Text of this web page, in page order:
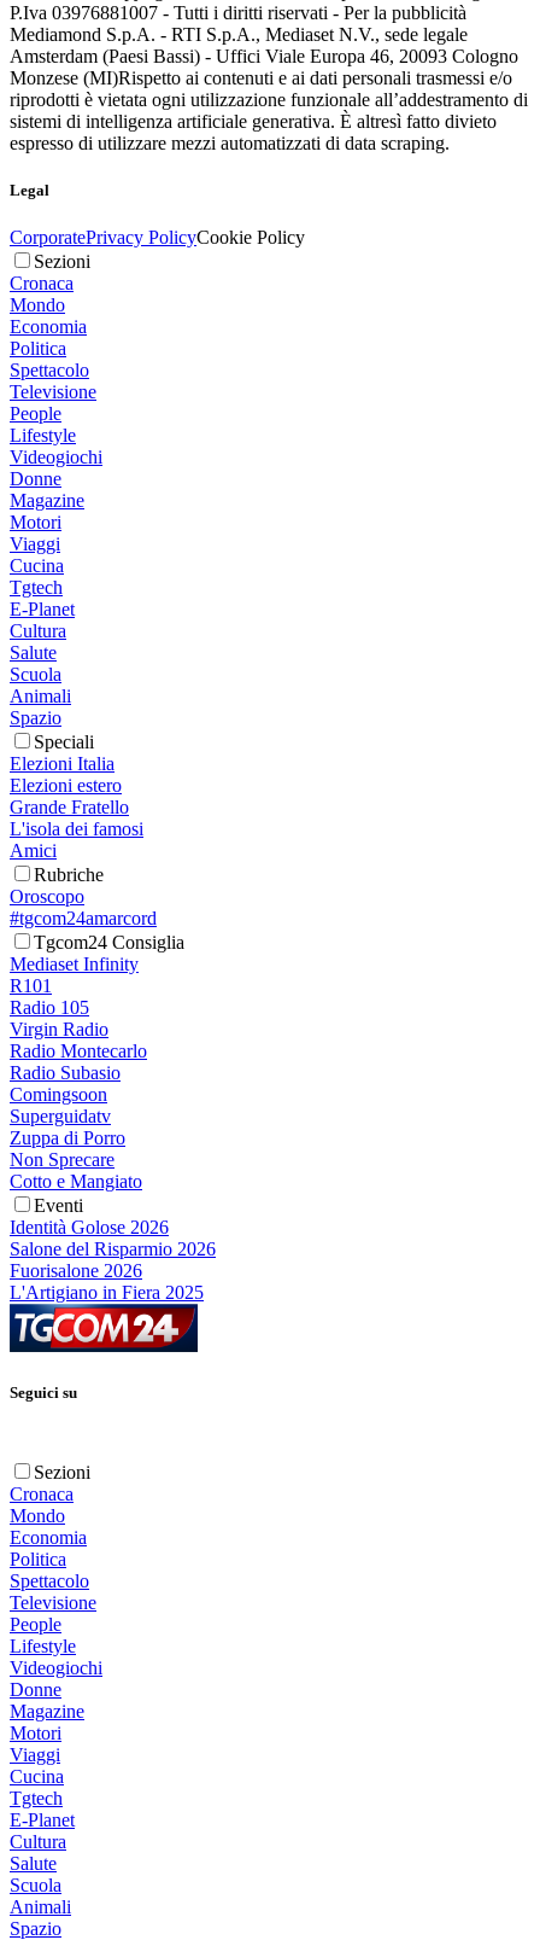
P.Iva 03976881007 - Tutti i diritti riservati - Per la pubblicità
Mediamond S.p.A. - RTI S.p.A., Mediaset N.V., sede legale
Amsterdam (Paesi Bassi) - Uffici Viale Europa 46, 20093 Cologno
Monzese (MI)Rispetto ai contenuti e ai dati personali trasmessi e/o
riprodotti è vietata ogni utilizzazione funzionale all’addestramento di
sistemi di intelligenza artificiale generativa. È altresì fatto divieto
espresso di utilizzare mezzi automatizzati di data scraping.
Legal
CorporatePrivacy PolicyCookie Policy
Sezioni
Cronaca
Mondo
Economia
Politica
Spettacolo
Televisione
People
Lifestyle
Videogiochi
Donne
Magazine
Motori
Viaggi
Cucina
Tgtech
E-Planet
Cultura
Salute
Scuola
Animali
Spazio
Speciali
Elezioni Italia
Elezioni estero
Grande Fratello
L'isola dei famosi
Amici
Rubriche
Oroscopo
#tgcom24amarcord
Tgcom24 Consiglia
Mediaset Infinity
R101
Radio 105
Virgin Radio
Radio Montecarlo
Radio Subasio
Comingsoon
Superguidatv
Zuppa di Porro
Non Sprecare
Cotto e Mangiato
Eventi
Identità Golose 2026
Salone del Risparmio 2026
Fuorisalone 2026
L'Artigiano in Fiera 2025
Seguici su
Sezioni
Cronaca
Mondo
Economia
Politica
Spettacolo
Televisione
People
Lifestyle
Videogiochi
Donne
Magazine
Motori
Viaggi
Cucina
Tgtech
E-Planet
Cultura
Salute
Scuola
Animali
Spazio